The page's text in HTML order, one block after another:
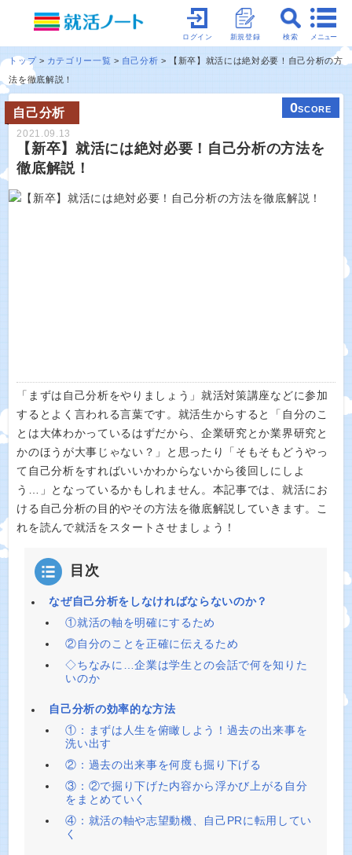
メニュー
検索
新規登録
ログイン
トップ カテゴリー一覧 自己分析
【新卒】就活には絶対必要！自己分析の方
法を徹底解説！
自己分析 0SCORE
2021.09.13
【新卒】就活には絶対必要！自己分析の方法を
徹底解説！
「まずは自己分析をやりましょう」就活対策講座などに参加
するとよく言われる言葉です。就活生からすると「自分のこ
とは大体わかっているはずだから、企業研究とか業界研究と
かのほうが大事じゃない？」と思ったり「そもそもどうやっ
て自己分析をすればいいかわからないから後回しにしよ
う…」となっているかもしれません。本記事では、就活にお
ける自己分析の目的やその方法を徹底解説していきます。こ
れを読んで就活をスタートさせましょう！
目次
なぜ自己分析をしなければならないのか？
①就活の軸を明確にするため
②自分のことを正確に伝えるため
◇ちなみに…企業は学生との会話で何を知りた
いのか
自己分析の効率的な方法
①：まずは人生を俯瞰しよう！過去の出来事を
洗い出す
②：過去の出来事を何度も掘り下げる
③：②で掘り下げた内容から浮かび上がる自分
をまとめていく
④：就活の軸や志望動機、自己PRに転用してい
く